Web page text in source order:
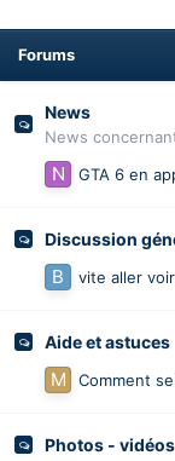
Forums
News
News
GTA 6 en
Discussion
Aide et astuces
Comment
Photos - vidéos